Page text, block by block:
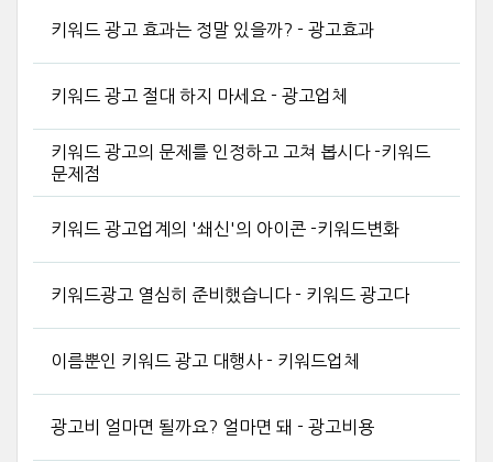
키워드 광고 효과는 정말 있을까? - 광고효과
키워드 광고 절대 하지 마세요 - 광고업체
키워드 광고의 문제를 인정하고 고쳐 봅시다 -키워드
문제점
키워드 광고업계의 '쇄신'의 아이콘 -키워드변화
키워드광고 열심히 준비했습니다 - 키워드 광고다
이름뿐인 키워드 광고 대행사 - 키워드업체
광고비 얼마면 될까요? 얼마면 돼 - 광고비용